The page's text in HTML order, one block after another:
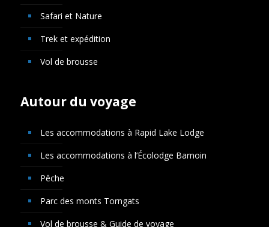
Safari et Nature
Trek et expédition
Vol de brousse
Autour du voyage
Les accommodations à Rapid Lake Lodge
Les accommodations à l’Écolodge Barnoin
Pêche
Parc des monts Torngats
Vol de brousse & Guide de voyage